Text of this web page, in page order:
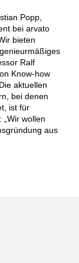
Popp,
bei arvato
bieten
Ralf
Know-how
aktuellen
bei denen
ist für
wollen
aus